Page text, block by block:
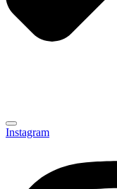
Instagram